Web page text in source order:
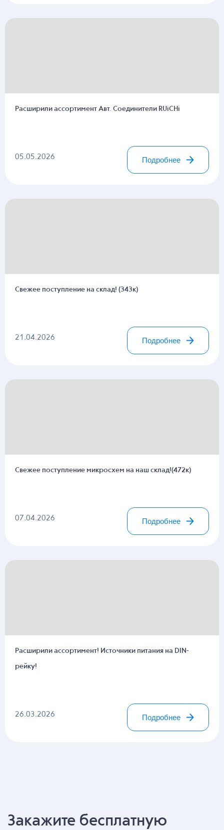
Расширили ассортимент Авт. Соединители RUiCHi
05.05.2026 Подробнее
Свежее поступление на склад! (343к)
21.04.2026 Подробнее
Свежее поступление микросхем на наш склад!(472к)
07.04.2026 Подробнее
Расширили ассортимент! Источники питания на DIN-
рейку!
26.03.2026 Подробнее
Закажите бесплатную